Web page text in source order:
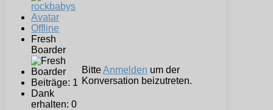
Offline
Fresh
Boarder
Beiträge: 1
Dank
erhalten: 0
BitteAnmelden um der
Konversation beizutreten.